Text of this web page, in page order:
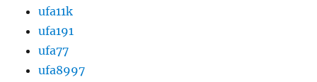
ufa11k
ufa191
ufa77
ufa8997